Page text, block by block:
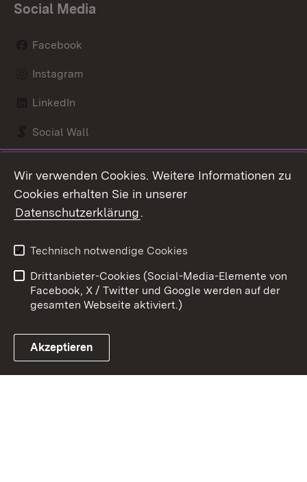
Social Media
Facebook
Instagram
LinkedIn
Social Wall
Link zum Landesportal
Kontakt
Barrierefreiheit
Impressum
Cookies
Wir verwenden Cookies. Weitere Informationen zu
Cookies erhalten Sie in unserer
Datenschutzerklärung.
Technisch notwendige Cookies
Drittanbieter-Cookies (Social-Media-Elemente von
Facebook, X / Twitter und Google werden auf der
gesamten Webseite aktiviert.)
Akzeptieren